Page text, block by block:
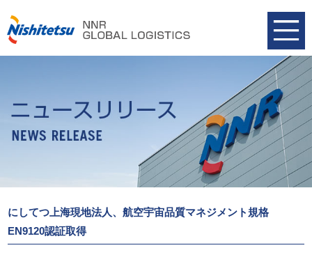
にしてつ上海現地法人、航空宇宙品質マネジメント規格
EN9120認証取得